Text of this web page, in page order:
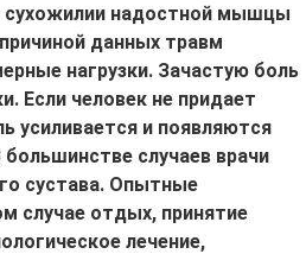
сухожилии надостной мышцы
данных травм
нагрузки. Зачастую боль
Если человек не придает
усиливается и появляются
случаев врачи
сустава. Опытные
случае отдых, принятие
лечение,